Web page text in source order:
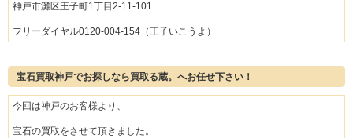
神戸市灘区王子町1丁目2-11-101
フリーダイヤル0120-004-154（王子いこうよ）
宝石買取神戸でお探しなら買取る蔵。へお任せ下さい！
今回は神戸のお客様より、
宝石の買取をさせて頂きました。